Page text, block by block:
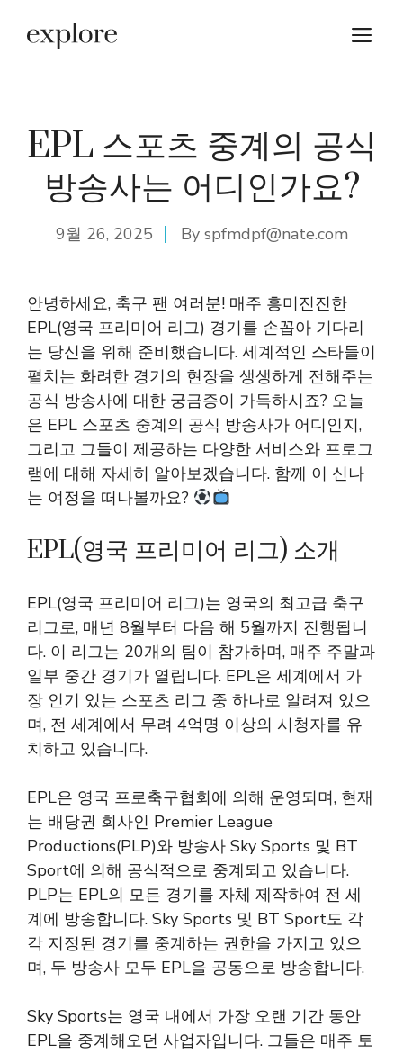
EPL 스포츠 중계의 공식
방송사는 어디인가요?
9월 26, 2025 By spfmdpf@nate.com
안녕하세요, 축구 팬 여러분! 매주 흥미진진한
EPL(영국 프리미어 리그) 경기를 손꼽아 기다리
는 당신을 위해 준비했습니다. 세계적인 스타들이
펼치는 화려한 경기의 현장을 생생하게 전해주는
공식 방송사에 대한 궁금증이 가득하시죠? 오늘
은 EPL 스포츠 중계의 공식 방송사가 어디인지,
그리고 그들이 제공하는 다양한 서비스와 프로그
램에 대해 자세히 알아보겠습니다. 함께 이 신나
는 여정을 떠나볼까요?
EPL(영국 프리미어 리그) 소개
EPL(영국 프리미어 리그)는 영국의 최고급 축구
리그로, 매년 8월부터 다음 해 5월까지 진행됩니
다. 이 리그는 20개의 팀이 참가하며, 매주 주말과
일부 중간 경기가 열립니다. EPL은 세계에서 가
장 인기 있는 스포츠 리그 중 하나로 알려져 있으
며, 전 세계에서 무려 4억명 이상의 시청자를 유
치하고 있습니다.
EPL은 영국 프로축구협회에 의해 운영되며, 현재
는 배당권 회사인 Premier League
Productions(PLP)와 방송사 Sky Sports 및 BT
Sport에 의해 공식적으로 중계되고 있습니다.
PLP는 EPL의 모든 경기를 자체 제작하여 전 세
계에 방송합니다. Sky Sports 및 BT Sport도 각
각 지정된 경기를 중계하는 권한을 가지고 있으
며, 두 방송사 모두 EPL을 공동으로 방송합니다.
Sky Sports는 영국 내에서 가장 오랜 기간 동안
EPL을 중계해오던 사업자입니다. 그들은 매주 토